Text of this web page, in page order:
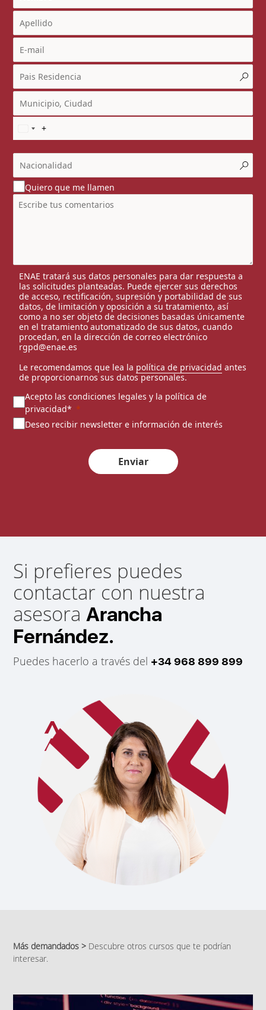
Quiero que me llamen
ENAE tratará sus datos personales para dar respuesta a
las solicitudes planteadas. Puede ejercer sus derechos
de acceso, rectificación, supresión y portabilidad de sus
datos, de limitación y oposición a su tratamiento, así
como a no ser objeto de decisiones basadas únicamente
en el tratamiento automatizado de sus datos, cuando
procedan, en la dirección de correo electrónico
rgpd@enae.es
Le recomendamos que lea la política de privacidad antes
de proporcionarnos sus datos personales.
Acepto las condiciones legales y la política de
privacidad*
Deseo recibir newsletter e información de interés
Enviar
Si prefieres puedes
contactar con nuestra
asesoraArancha
Fernández.
Puedes hacerlo a través del +34 968 899 899
Más demandados > Descubre otros cursos que te podrían
interesar.